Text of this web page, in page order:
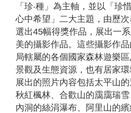
「珍‧種」為主軸，並以「珍
心中希望」二大主題，由歷
選出45幅得獎作品，展出一
美的攝影作品。這些攝影作
局轄屬的各個國家森林遊樂
景觀及生態資源，也有居家
展出的照片內容包括太平山
秋紅楓林、合歡山的靄靄瑞雪
內洞的絲涓瀑布、阿里山的